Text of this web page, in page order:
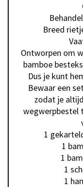
Breed
Ontworpen om
bamboe
Dus je kunt
Bewaar een
zodat je
wegwerpbestel
1
1
1
1
1